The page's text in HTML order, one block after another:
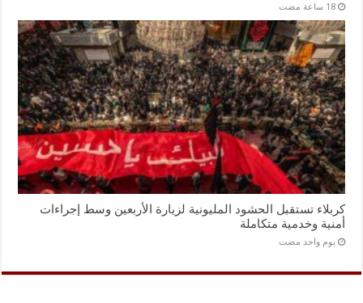
‏18 ساعة مضت
كربلاء تستقبل الحشود المليونية لزيارة الأربعين وسط إجراءات
أمنية وخدمية متكاملة
‏يوم واحد مضت